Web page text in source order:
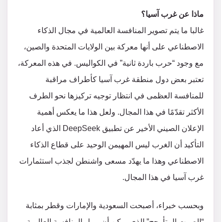
ماذا عن غرب آسيا؟
غالبا ما يتم تصوير المنافسة العالمية في مجال الذكاء
الاصطناعي على أنها معركة بين الولايات المتحدة والصين،
مع وجود “حرب باردة ثانية” في الكواليس. في هذه المعركة،
تعتبر بعض دول منطقة غرب آسيا كأطراف مراقبة
للمنافسة العظمى في انتظار توجيه تركيزها نحو الطرف
الأكثر تقدّمًا في هذا المجال. ولعل هذا ما يعكس أهمية
الإعلان الصيني الأخير عن تطبيق DeepSeek الذي أعاد
التأكيد أن الغرب ليس المهيمن الوحيد على قطاع الذكاء
الاصطناعي وهذا ما يهدّد مسعى واشنطن لجذب استثمارات
غرب آسيا في هذا المجال.
وبحسب خبراء، أصبحت السعودية والإمارات وقطر بمثابة